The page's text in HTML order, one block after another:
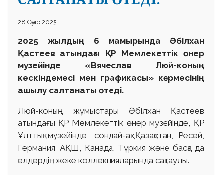
28 Сәуір 2025
2025 жылдың 6 мамырында Әбілхан
Қастеев атындағы ҚР Мемлекеттік өнер
музейінде «Вячеслав Люй-коның
кескіндемесі мен графикасы» көрмесінің
ашылу салтанаты өтеді.
Люй-коның жұмыстары Әбілхан Қастеев
атындағы ҚР Мемлекеттік өнер музейінде, ҚР
Ұлттық музейінде, сондай-ақ Қазақстан, Ресей,
Германия, АҚШ, Канада, Түркия және басқа да
елдердің жеке коллекцияларында сақтаулы.